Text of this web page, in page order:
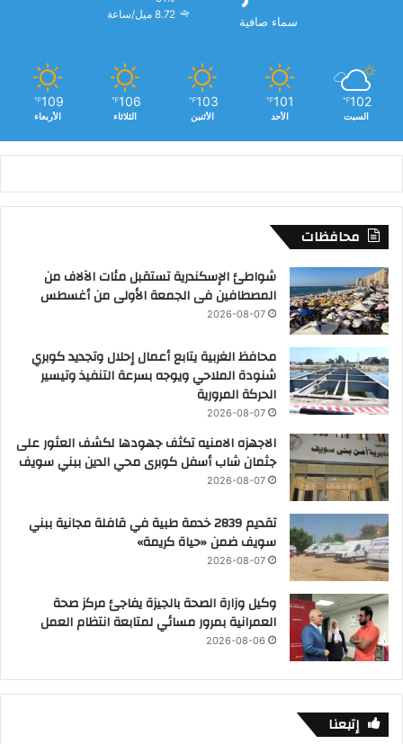
سماء صافية
8.72 ميل/ساعة
102
℉
السبت
101
℉
الأحد
103
℉
الأثنين
106
℉
الثلاثاء
109
℉
الأربعاء
محافظات
شواطئ الإسكندرية تستقبل مئات الآلاف من
المصطافين فى الجمعة الأولى من أغسطس
2026-08-07
محافظ الغربية يتابع أعمال إحلال وتجديد كوبري
شنودة الملاحي ويوجه بسرعة التنفيذ وتيسير
الحركة المرورية
2026-08-07
الاجهزه الامنيه تكثف جهودها لكشف العثور على
جثمان شاب أسفل كوبرى محي الدين ببني سويف
2026-08-07
تقديم 2839 خدمة طبية في قافلة مجانية ببني
سويف ضمن «حياة كريمة»
2026-08-07
وكيل وزارة الصحة بالجيزة يفاجئ مركز صحة
العمرانية بمرور مسائي لمتابعة انتظام العمل
2026-08-06
إتبعنا